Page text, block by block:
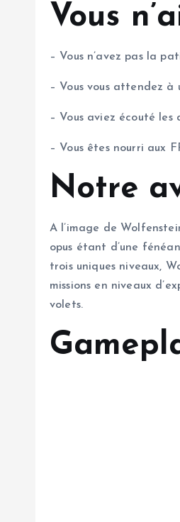
Vous
– Vous n’avez pas la
– Vous vous attendez à
– Vous aviez écouté les
– Vous êtes nourri aux
Notre
A l’image de
opus étant d’une
trois uniques niveaux,
missions en niveaux
volets.